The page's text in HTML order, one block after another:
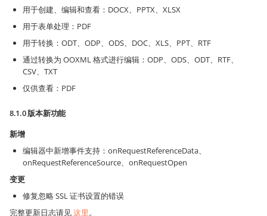
用于创建、编辑和查看：DOCX、PPTX、XLSX
用于表单处理：PDF
用于转换：ODT、ODP、ODS、DOC、XLS、PPT、RTF
通过转换为 OOXML 格式进行编辑：ODP、ODS、ODT、RTF、
CSV、TXT
仅供查看：PDF
8.1.0 版本新功能
新增
编辑器中新增事件支持：onRequestReferenceData、
onRequestReferenceSource、onRequestOpen
变更
修复忽略 SSL 证书设置的错误
完整更新日志请见这里。